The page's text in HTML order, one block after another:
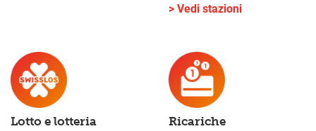
> Vedi stazioni
Lotto e lotteria Ricariche